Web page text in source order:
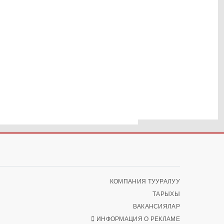
КОМПАНИЯ ТУУРАЛУУ
ТАРЫХЫ
ВАКАНСИЯЛАР
ИНФОРМАЦИЯ О РЕКЛАМЕ